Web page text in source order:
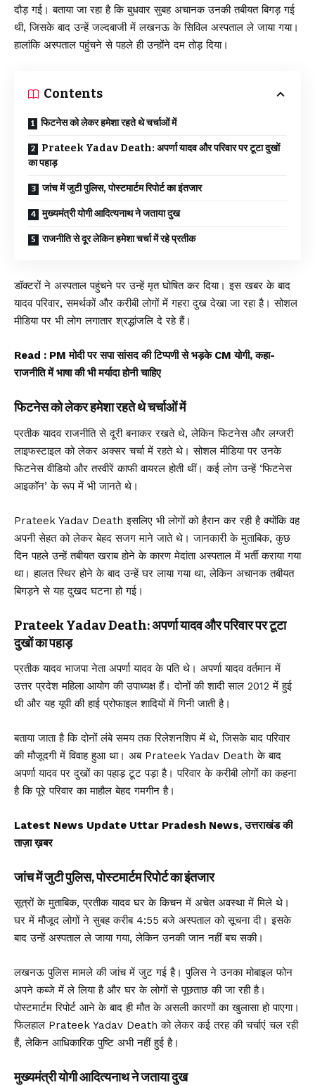
दौड़ गई। बताया जा रहा है कि बुधवार सुबह अचानक उनकी तबीयत बिगड़ गई
थी, जिसके बाद उन्हें जल्दबाजी में लखनऊ के सिविल अस्पताल ले जाया गया।
हालांकि अस्पताल पहुंचने से पहले ही उन्होंने दम तोड़ दिया।
Contents
फिटनेस को लेकर हमेशा रहते थे चर्चाओं में
Prateek Yadav Death: अपर्णा यादव और परिवार पर टूटा दुखों
का पहाड़
जांच में जुटी पुलिस, पोस्टमार्टम रिपोर्ट का इंतजार
मुख्यमंत्री योगी आदित्यनाथ ने जताया दुख
राजनीति से दूर लेकिन हमेशा चर्चा में रहे प्रतीक
डॉक्टरों ने अस्पताल पहुंचने पर उन्हें मृत घोषित कर दिया। इस खबर के बाद
यादव परिवार, समर्थकों और करीबी लोगों में गहरा दुख देखा जा रहा है। सोशल
मीडिया पर भी लोग लगातार श्रद्धांजलि दे रहे हैं।
Read : PM मोदी पर सपा सांसद की टिप्पणी से भड़के CM योगी, कहा-
राजनीति में भाषा की भी मर्यादा होनी चाहिए
फिटनेस को लेकर हमेशा रहते थे चर्चाओं में
प्रतीक यादव राजनीति से दूरी बनाकर रखते थे, लेकिन फिटनेस और लग्जरी
लाइफस्टाइल को लेकर अक्सर चर्चा में रहते थे। सोशल मीडिया पर उनके
फिटनेस वीडियो और तस्वीरें काफी वायरल होती थीं। कई लोग उन्हें ‘फिटनेस
आइकॉन’ के रूप में भी जानते थे।
Prateek Yadav Death इसलिए भी लोगों को हैरान कर रही है क्योंकि वह
अपनी सेहत को लेकर बेहद सजग माने जाते थे। जानकारी के मुताबिक, कुछ
दिन पहले उन्हें तबीयत खराब होने के कारण मेदांता अस्पताल में भर्ती कराया गया
था। हालत स्थिर होने के बाद उन्हें घर लाया गया था, लेकिन अचानक तबीयत
बिगड़ने से यह दुखद घटना हो गई।
Prateek Yadav Death: अपर्णा यादव और परिवार पर टूटा
दुखों का पहाड़
प्रतीक यादव भाजपा नेता अपर्णा यादव के पति थे। अपर्णा यादव वर्तमान में
उत्तर प्रदेश महिला आयोग की उपाध्यक्ष हैं। दोनों की शादी साल 2012 में हुई
थी और यह यूपी की हाई प्रोफाइल शादियों में गिनी जाती है।
बताया जाता है कि दोनों लंबे समय तक रिलेशनशिप में थे, जिसके बाद परिवार
की मौजूदगी में विवाह हुआ था। अब Prateek Yadav Death के बाद
अपर्णा यादव पर दुखों का पहाड़ टूट पड़ा है। परिवार के करीबी लोगों का कहना
है कि पूरे परिवार का माहौल बेहद गमगीन है।
Latest News Update Uttar Pradesh News, उत्तराखंड की
ताज़ा ख़बर
जांच में जुटी पुलिस, पोस्टमार्टम रिपोर्ट का इंतजार
सूत्रों के मुताबिक, प्रतीक यादव घर के किचन में अचेत अवस्था में मिले थे।
घर में मौजूद लोगों ने सुबह करीब 4:55 बजे अस्पताल को सूचना दी। इसके
बाद उन्हें अस्पताल ले जाया गया, लेकिन उनकी जान नहीं बच सकी।
लखनऊ पुलिस मामले की जांच में जुट गई है। पुलिस ने उनका मोबाइल फोन
अपने कब्जे में ले लिया है और घर के लोगों से पूछताछ की जा रही है।
पोस्टमार्टम रिपोर्ट आने के बाद ही मौत के असली कारणों का खुलासा हो पाएगा।
फिलहाल Prateek Yadav Death को लेकर कई तरह की चर्चाएं चल रही
हैं, लेकिन आधिकारिक पुष्टि अभी नहीं हुई है।
मुख्यमंत्री योगी आदित्यनाथ ने जताया दुख